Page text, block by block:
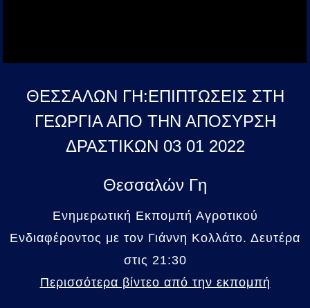
ΘΕΣΣΑΛΩΝ ΓΗ:ΕΠΙΠΤΩΣΕΙΣ ΣΤΗ
ΓΕΩΡΓΙΑ ΑΠΟ ΤΗΝ ΑΠΟΣΥΡΣΗ
ΔΡΑΣΤΙΚΩΝ 03 01 2022
Θεσσαλών Γη
Ενημερωτική Εκπομπή Αγροτικού
Ενδιαφέροντος με τον Γιάννη Κολλάτο. Δευτέρα
στις 21:30
Περισσότερα βίντεο από την εκπομπή